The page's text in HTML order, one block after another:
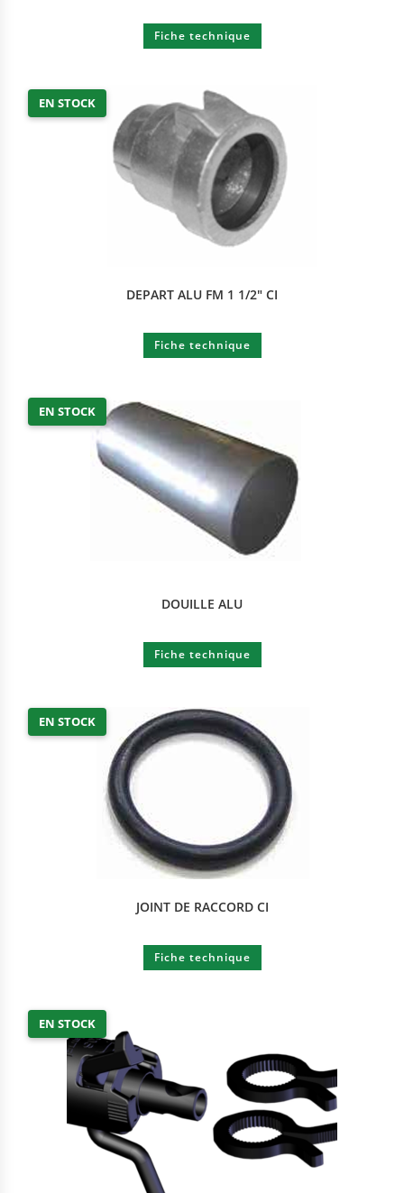
Fiche technique
EN STOCK
DEPART ALU FM 1 1/2″ CI
Fiche technique
EN STOCK
DOUILLE ALU
Fiche technique
EN STOCK
JOINT DE RACCORD CI
Fiche technique
EN STOCK